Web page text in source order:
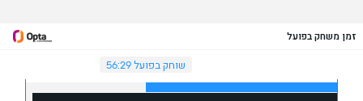
זמן משחק בפועל
שוחק בפועל 56:29